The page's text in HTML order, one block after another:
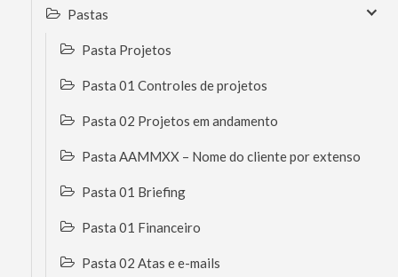
Pastas
Pasta Projetos
Pasta 01 Controles de projetos
Pasta 02 Projetos em andamento
Pasta AAMMXX – Nome do cliente por extenso
Pasta 01 Briefing
Pasta 01 Financeiro
Pasta 02 Atas e e-mails